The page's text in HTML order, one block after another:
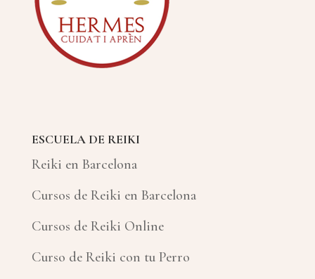
ESCUELA DE REIKI
Reiki en Barcelona
Cursos de Reiki en Barcelona
Cursos de Reiki Online
Curso de Reiki con tu Perro